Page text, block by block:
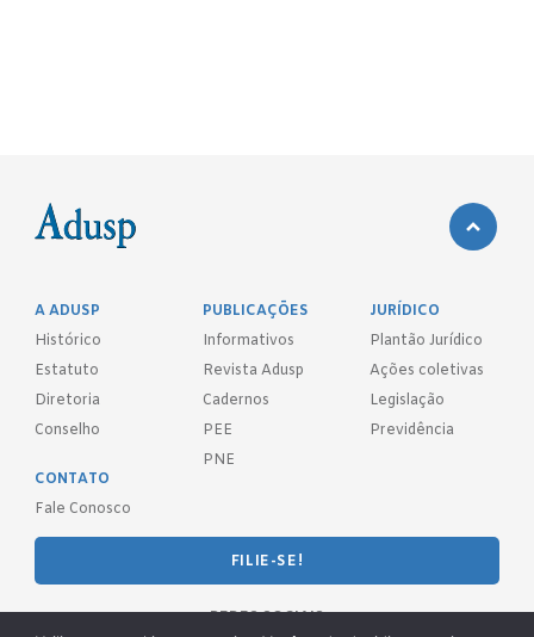
A ADUSP
Histórico
Estatuto
Diretoria
Conselho
PUBLICAÇÕES
Informativos
Revista Adusp
Cadernos
PEE
PNE
JURÍDICO
Plantão Jurídico
Ações coletivas
Legislação
Previdência
CONTATO
Fale Conosco
FILIE-SE!
REDES SOCIAIS